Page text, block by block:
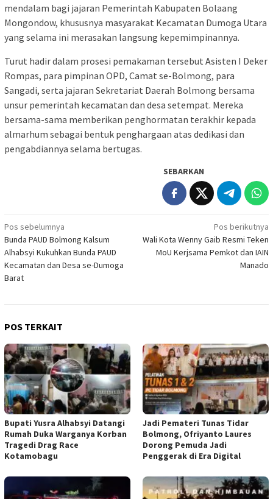
mendalam bagi jajaran Pemerintah Kabupaten Bolaang
Mongondow, khususnya masyarakat Kecamatan Dumoga Utara
yang selama ini merasakan langsung kepemimpinannya.
Turut hadir dalam prosesi pemakaman tersebut Asisten I Deker
Rompas, para pimpinan OPD, Camat se-Bolmong, para
Sangadi, serta jajaran Sekretariat Daerah Bolmong bersama
unsur pemerintah kecamatan dan desa setempat. Mereka
bersama-sama memberikan penghormatan terakhir kepada
almarhum sebagai bentuk penghargaan atas dedikasi dan
pengabdiannya selama bertugas.
SEBARKAN
Navigasi
pos
Pos sebelumnya
Bunda PAUD Bolmong Kalsum
Alhabsyi Kukuhkan Bunda PAUD
Kecamatan dan Desa se-Dumoga
Barat
Pos berikutnya
Wali Kota Wenny Gaib Resmi Teken
MoU Kerjsama Pemkot dan IAIN
Manado
POS TERKAIT
Bupati Yusra Alhabsyi Datangi
Rumah Duka Warganya Korban
Tragedi Drag Race
Kotamobagu
Jadi Pemateri Tunas Tidar
Bolmong, Ofriyanto Laures
Dorong Pemuda Jadi
Penggerak di Era Digital